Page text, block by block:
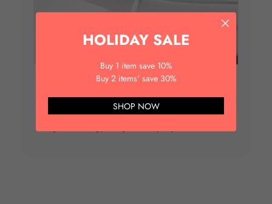
Wysokiej jakości, niemal niewidoczny zamek
HOLIDAY SALE
Buy 1 item save 10%
Buy 2 items' save 30%
SHOP NOW